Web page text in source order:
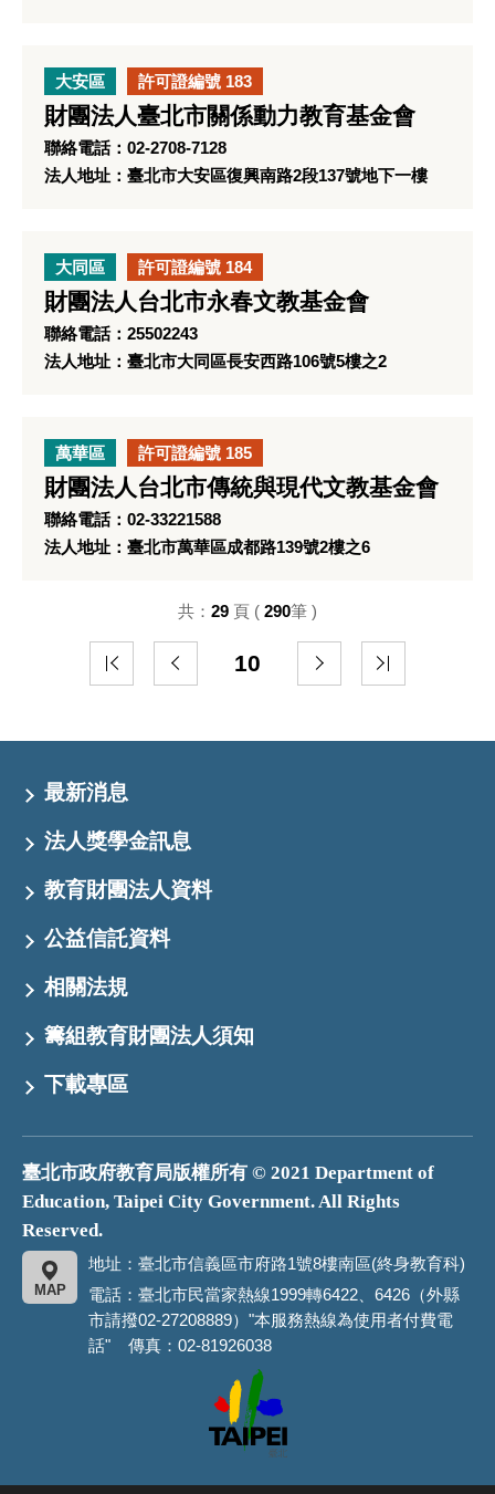
大安區 許可證編號 183
財團法人臺北市關係動力教育基金會
聯絡電話：02-2708-7128
法人地址：臺北市大安區復興南路2段137號地下一樓
大同區 許可證編號 184
財團法人台北市永春文教基金會
聯絡電話：25502243
法人地址：臺北市大同區長安西路106號5樓之2
萬華區 許可證編號 185
財團法人台北市傳統與現代文教基金會
聯絡電話：02-33221588
法人地址：臺北市萬華區成都路139號2樓之6
10
共： 29 頁 ( 290筆 )
最新消息
法人獎學金訊息
教育財團法人資料
公益信託資料
相關法規
籌組教育財團法人須知
下載專區
臺北市政府教育局版權所有 © 2021 Department of
Education, Taipei City Government. All Rights
Reserved.
地址：臺北市信義區市府路1號8樓南區(終身教育科)
MAP
電話：臺北市民當家熱線1999轉6422、6426（外縣
市請撥02-27208889）"本服務熱線為使用者付費電
話" 傳真：02-81926038
市
政